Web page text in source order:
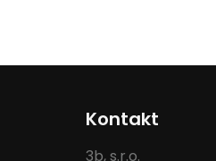
Kontakt
3b, s.r.o.